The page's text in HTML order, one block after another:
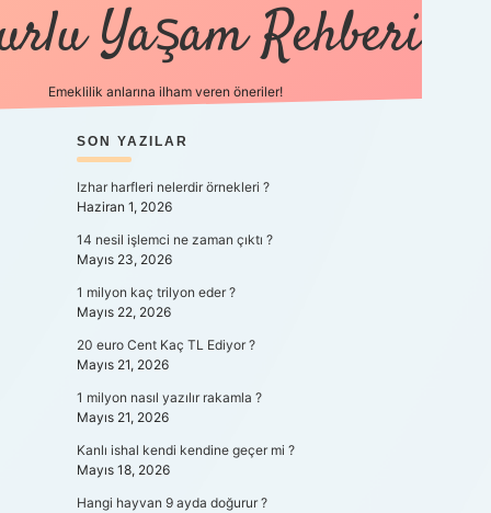
Yaşam Rehberi
Emeklilik anlarına ilham veren öneriler!
SIDEBAR
SON YAZILAR
Izhar harfleri nelerdir örnekleri ?
Haziran 1, 2026
14 nesil işlemci ne zaman çıktı ?
Mayıs 23, 2026
1 milyon kaç trilyon eder ?
Mayıs 22, 2026
20 euro Cent Kaç TL Ediyor ?
Mayıs 21, 2026
1 milyon nasıl yazılır rakamla ?
Mayıs 21, 2026
Kanlı ishal kendi kendine geçer mi ?
Mayıs 18, 2026
Hangi hayvan 9 ayda doğurur ?
https://betci.co/vdcasino